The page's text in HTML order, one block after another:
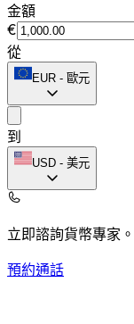
金額
€
從
EUR - 歐元
到
USD - 美元
立即諮詢貨幣專家。
預約通話